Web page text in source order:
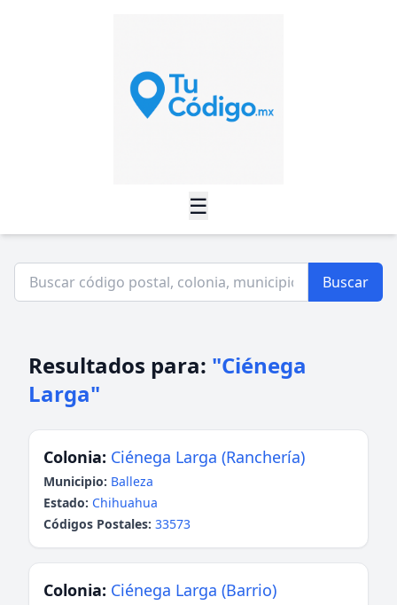
☰
Buscar
Resultados para: "Ciénega
Larga"
Colonia: Ciénega Larga (Ranchería)
Municipio: Balleza
Estado: Chihuahua
Códigos Postales: 33573
Colonia: Ciénega Larga (Barrio)